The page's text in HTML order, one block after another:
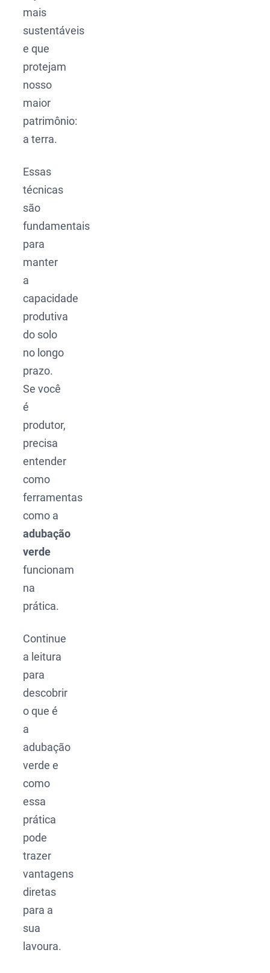
mais
sustentáveis
e que
protejam
nosso
maior
patrimônio:
a terra.
Essas
técnicas
são
fundamentais
para
manter
a
capacidade
produtiva
do solo
no longo
prazo.
Se você
é
produtor,
precisa
entender
como
ferramentas
como a
adubação
verde
funcionam
na
prática.
Continue
a leitura
para
descobrir
o que é
a
adubação
verde e
como
essa
prática
pode
trazer
vantagens
diretas
para a
sua
lavoura.